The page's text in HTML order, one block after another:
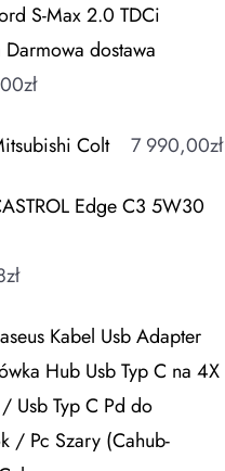
S-Max 2.0 TDCi
Darmowa dostawa
zł
Colt 7 990,00zł
Edge C3 5W30
zł
Kabel Usb Adapter
Hub Usb Typ C na 4X
Usb Typ C Pd do
/ Pc Szary (Cahub-